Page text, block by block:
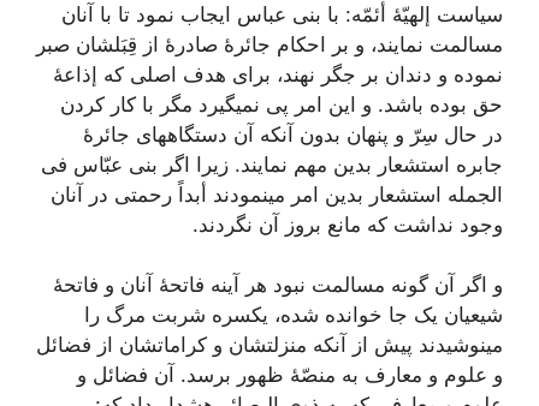
سياست‌ إلهيّۀ أئمّه‌: با بنی عباس‌ ايجاب‌ نمود تا با آنان‌
مسالمت‌ نمايند، و بر احکام‌ جائرۀ صادرۀ از قِبَلشان‌ صبر
نموده‌ و دندان‌ بر جگر نهند، برای هدف‌ اصلی که‌ إذاعۀ
حق‌ بوده‌ باشد. و اين‌ امر پی نمیگيرد مگر با کار کردن‌
در حال‌ سِرّ و پنهان‌ بدون‌ آنکه‌ آن‌ دستگاههای جائرۀ
جابره‌ استشعار بدين‌ مهم‌ نمايند. زيرا اگر بنی عبّاس‌ فی
الجمله‌ استشعار بدين‌ امر مینمودند أبداً رحمتی در آنان‌
وجود نداشت‌ که‌ مانع‌ بروز آن‌ نگردند.
و اگر آن‌ گونه‌ مسالمت‌ نبود هر آينه‌ فاتحۀ آنان‌ و فاتحۀ
شيعيان‌ يک جا خوانده‌ شده‌، يکسره‌ شربت‌ مرگ‌ را
مینوشيدند پيش‌ از آنکه‌ منزلتشان‌ و کراماتشان‌ از فضائل‌
و علوم‌ و معارف‌ به‌ منصّۀ ظهور برسد. آن‌ فضائل‌ و